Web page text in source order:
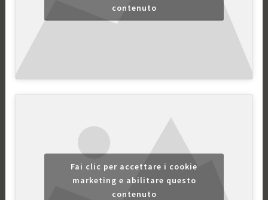
contenuto
Fai clic per accettare i cookie
marketing e abilitare questo
contenuto